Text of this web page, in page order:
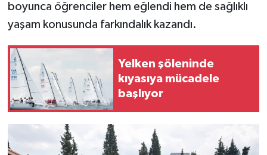
boyunca öğrenciler hem eğlendi hem de sağlıklı
yaşam konusunda farkındalık kazandı.
Yelken şöleninde
kıyasıya mücadele
başlıyor